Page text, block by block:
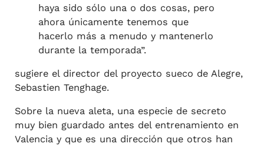
haya sido sólo una o dos cosas, pero
ahora únicamente tenemos que
hacerlo más a menudo y mantenerlo
durante la temporada”.
sugiere el director del proyecto sueco de Alegre,
Sebastien Tenghage.
Sobre la nueva aleta, una especie de secreto
muy bien guardado antes del entrenamiento en
Valencia y que es una dirección que otros han